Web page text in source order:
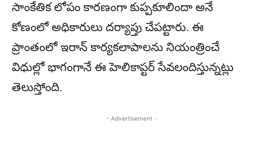
సాంకేతిక లోపం కారణంగా కుప్పకూలిందా అనే
కోణంలో అధికారులు దర్యాప్తు చేపట్టారు. ఈ
ప్రాంతంలో ఇరాన్ కార్యకలాపాలను నియంత్రించే
విధుల్లో భాగంగానే ఈ హెలికాప్టర్ సేవలందిస్తున్నట్లు
తెలుస్తోంది.
- Advertisement -